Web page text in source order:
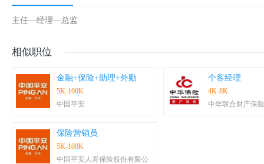
主任—经理—总监
相似职位
金融+保险+助理+外勤
5K-100K
中国平安
个客经理
4K-8K
中华联合财产保
保险营销员
5K-100K
中国平安人寿保险股份有限公